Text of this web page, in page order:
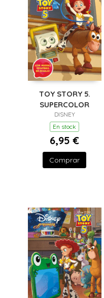
TOY STORY 5.
SUPERCOLOR
DISNEY
En stock
6,95 €
Comprar